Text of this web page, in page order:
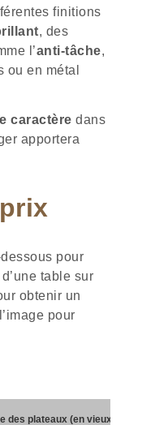
finitions
, des
l’anti-tâche,
en métal
caractère dans
apportera
pour
table sur
obtenir un
pour